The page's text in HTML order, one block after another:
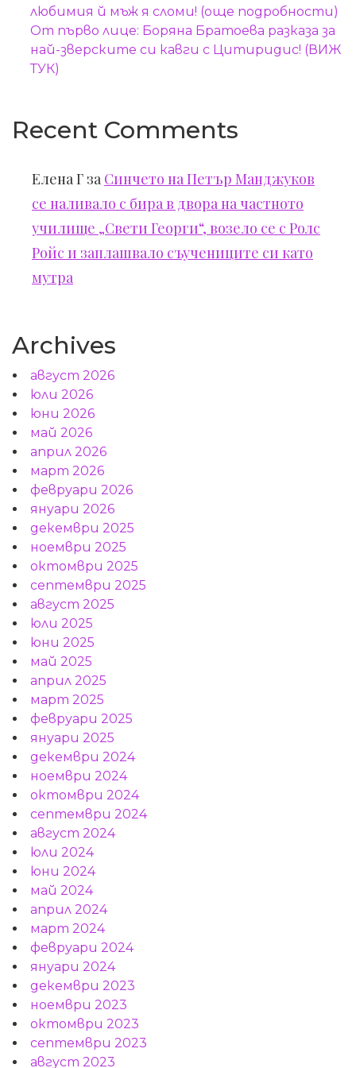
любимия й мъж я сломи! (още подробности)
От първо лице: Боряна Братоева разказа за
най-зверските си кавги с Цитиридис! (ВИЖ
ТУК)
Recent Comments
Елена Г за Синчето на Петър Манджуков
се наливало с бира в двора на частното
училище „Свети Георги“, возело се с Ролс
Ройс и заплашвало съучениците си като
мутра
Archives
август 2026
юли 2026
юни 2026
май 2026
април 2026
март 2026
февруари 2026
януари 2026
декември 2025
ноември 2025
октомври 2025
септември 2025
август 2025
юли 2025
юни 2025
май 2025
април 2025
март 2025
февруари 2025
януари 2025
декември 2024
ноември 2024
октомври 2024
септември 2024
август 2024
юли 2024
юни 2024
май 2024
април 2024
март 2024
февруари 2024
януари 2024
декември 2023
ноември 2023
октомври 2023
септември 2023
август 2023